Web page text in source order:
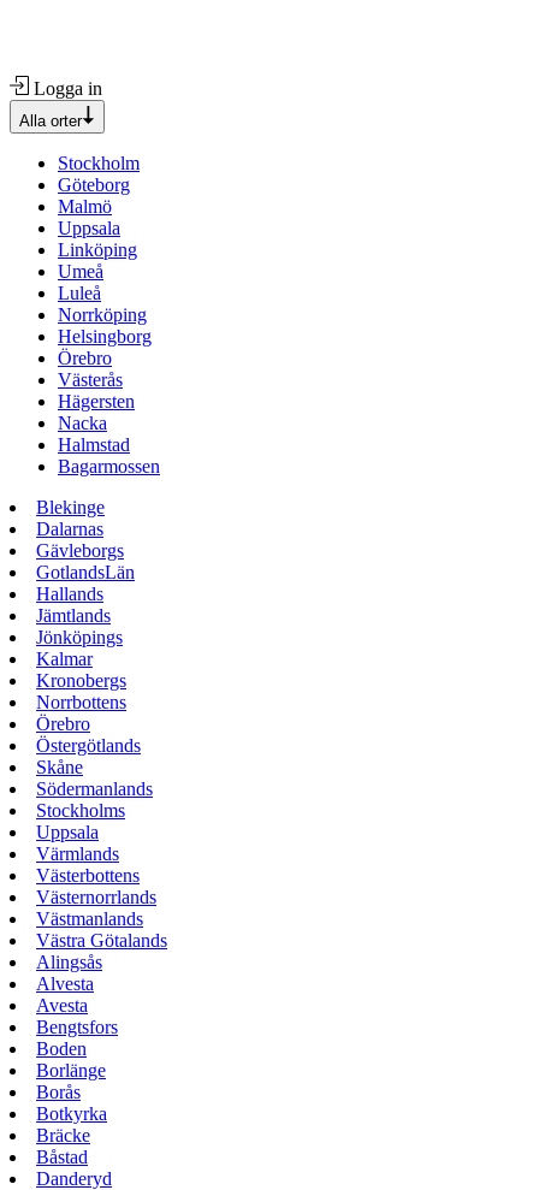
Logga in
Alla orter
Stockholm
Göteborg
Malmö
Uppsala
Linköping
Umeå
Luleå
Norrköping
Helsingborg
Örebro
Västerås
Hägersten
Nacka
Halmstad
Bagarmossen
Blekinge
Dalarnas
Gävleborgs
GotlandsLän
Hallands
Jämtlands
Jönköpings
Kalmar
Kronobergs
Norrbottens
Örebro
Östergötlands
Skåne
Södermanlands
Stockholms
Uppsala
Värmlands
Västerbottens
Västernorrlands
Västmanlands
Västra Götalands
Alingsås
Alvesta
Avesta
Bengtsfors
Boden
Borlänge
Borås
Botkyrka
Bräcke
Båstad
Danderyd